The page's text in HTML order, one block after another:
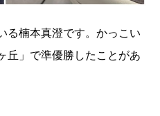
る楠本真澄です。かっこい
丘」で準優勝したことがあ